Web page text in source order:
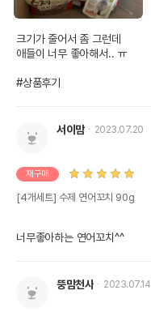
크기가 줄어서 좀 그런데
애들이 너무 좋아해서.. ㅠ
#상품후기
서이맘 2023.07.20
재구매
[4개세트] 수제 연어꼬치 90g
너무좋아하는 연어꼬치^^
뚱맘천사 2023.07.14